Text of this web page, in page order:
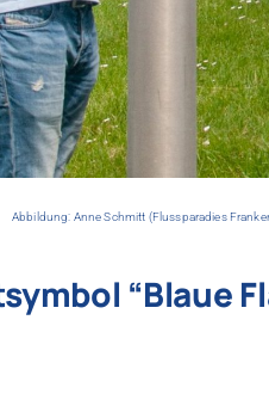
Abbildung: Anne Schmitt (Flussparadies
“Blaue